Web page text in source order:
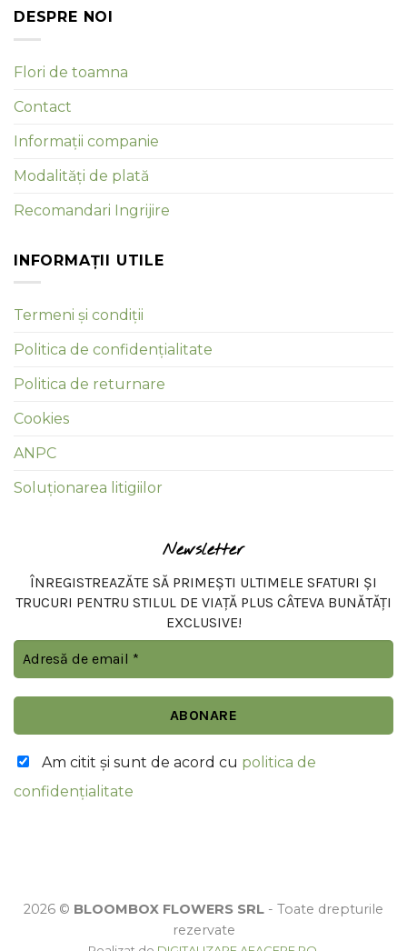
DESPRE NOI
Flori de toamna
Contact
Informații companie
Modalități de plată
Recomandari Ingrijire
INFORMAȚII UTILE
Termeni și condiții
Politica de confidențialitate
Politica de returnare
Cookies
ANPC
Soluționarea litigiilor
Newsletter
ÎNREGISTREAZĂTE SĂ PRIMEȘTI ULTIMELE SFATURI ȘI
TRUCURI PENTRU STILUL DE VIAȚĂ PLUS CÂTEVA BUNĂTĂȚI
EXCLUSIVE!
Am citit şi sunt de acord cu politica de
confidențialitate
2026 © BLOOMBOX FLOWERS SRL - Toate drepturile
rezervate